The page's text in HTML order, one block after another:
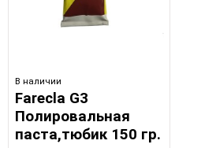
В наличии
Farecla G3
Полировальная
паста,тюбик 150 гр.